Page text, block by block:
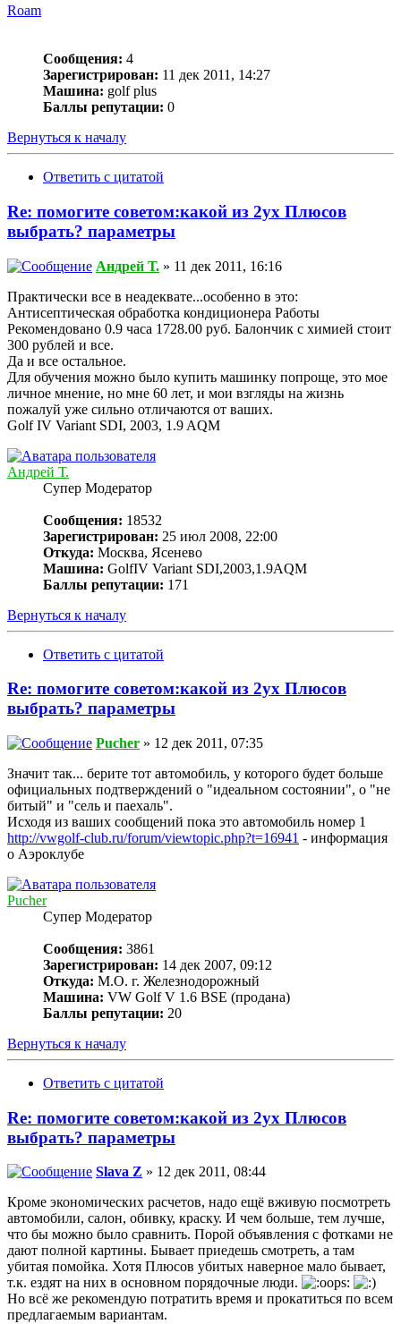
Roam
Сообщения: 4
Зарегистрирован: 11 дек 2011, 14:27
Машина: golf plus
Баллы репутации: 0
Вернуться к началу
Ответить с цитатой
Re: помогите советом:какой из 2ух Плюсов
выбрать? параметры
Андрей Т. » 11 дек 2011, 16:16
Практически все в неадеквате...особенно в это:
Антисептическая обработка кондиционера Работы
Рекомендовано 0.9 часа 1728.00 руб. Балончик с химией стоит
300 рублей и все.
Да и все остальное.
Для обучения можно было купить машинку попроще, это мое
личное мнение, но мне 60 лет, и мои взгляды на жизнь
пожалуй уже сильно отличаются от ваших.
Golf IV Variant SDI, 2003, 1.9 AQM
Андрей Т.
Супер Модератор
Сообщения: 18532
Зарегистрирован: 25 июл 2008, 22:00
Откуда: Москва, Ясенево
Машина: GolfIV Variant SDI,2003,1.9AQM
Баллы репутации: 171
Вернуться к началу
Ответить с цитатой
Re: помогите советом:какой из 2ух Плюсов
выбрать? параметры
Pucher » 12 дек 2011, 07:35
Значит так... берите тот автомобиль, у которого будет больше
официальных подтверждений о "идеальном состоянии", о "не
битый" и "сель и паехаль".
Исходя из ваших сообщений пока это автомобиль номер 1
http://vwgolf-club.ru/forum/viewtopic.php?t=16941 - информация
о Аэроклубе
Pucher
Супер Модератор
Сообщения: 3861
Зарегистрирован: 14 дек 2007, 09:12
Откуда: М.О. г. Железнодорожный
Машина: VW Golf V 1.6 BSE (продана)
Баллы репутации: 20
Вернуться к началу
Ответить с цитатой
Re: помогите советом:какой из 2ух Плюсов
выбрать? параметры
Slava Z » 12 дек 2011, 08:44
Кроме экономических расчетов, надо ещё вживую посмотреть
автомобили, салон, обивку, краску. И чем больше, тем лучше,
что бы можно было сравнить. Порой объявления с фотками не
дают полной картины. Бывает приедешь смотреть, а там
убитая помойка. Хотя Плюсов убитых наверное мало бывает,
т.к. ездят на них в основном порядочные люди.
Но всё же рекомендую потратить время и прокатиться по всем
предлагаемым вариантам.